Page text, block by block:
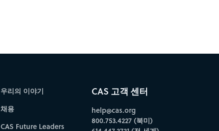
우리의 이야기
채용
CAS Future Leaders
CAS 고객 센터
help@cas.org
800.753.4227 (북미)